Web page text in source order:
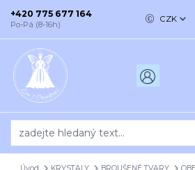
CZK
+420 775 677 164
Po-Pá (8-16h)
Úvod KRYSTALY BROUŠENÉ TVARY